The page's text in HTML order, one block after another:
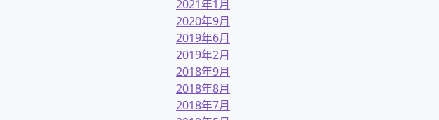
2021年1月
2020年9月
2019年6月
2019年2月
2018年9月
2018年8月
2018年7月